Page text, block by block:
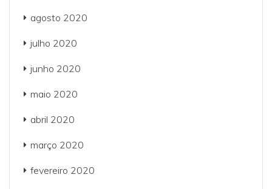
agosto 2020
julho 2020
junho 2020
maio 2020
abril 2020
março 2020
fevereiro 2020